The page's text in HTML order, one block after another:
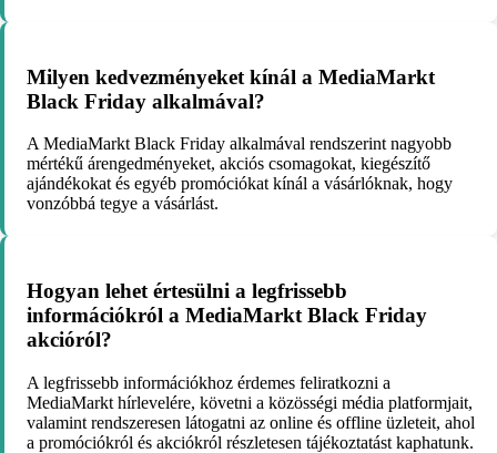
Milyen kedvezményeket kínál a MediaMarkt
Black Friday alkalmával?
A MediaMarkt Black Friday alkalmával rendszerint nagyobb
mértékű árengedményeket, akciós csomagokat, kiegészítő
ajándékokat és egyéb promóciókat kínál a vásárlóknak, hogy
vonzóbbá tegye a vásárlást.
Hogyan lehet értesülni a legfrissebb
információkról a MediaMarkt Black Friday
akcióról?
A legfrissebb információkhoz érdemes feliratkozni a
MediaMarkt hírlevelére, követni a közösségi média platformjait,
valamint rendszeresen látogatni az online és offline üzleteit, ahol
a promóciókról és akciókról részletesen tájékoztatást kaphatunk.